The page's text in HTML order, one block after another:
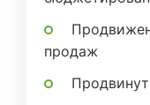
продаж